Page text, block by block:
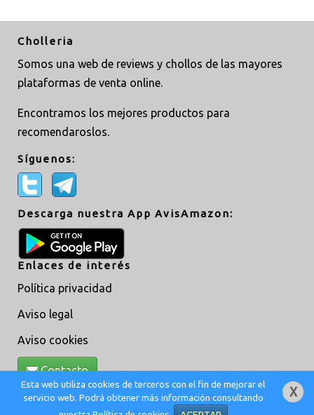
Cholleria
Somos una web de reviews y chollos de las mayores
plataformas de venta online.
Encontramos los mejores productos para
recomendaroslos.
Síguenos:
Descarga nuestra App AvisAmazon:
Enlaces de interés
Política privacidad
Aviso legal
Aviso cookies
Contacto
© @ 2019 -
Esta web utiliza cookies de terceros con el fin de mejorar el
servicio web. Podrá obtener más información consultando